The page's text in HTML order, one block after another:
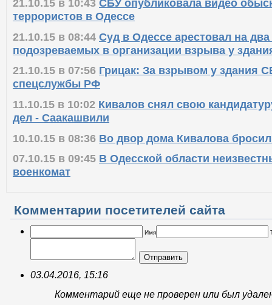
21.10.15 в 10:43 СБУ опубликовала видео
террористов в Одессе
21.10.15 в 08:44 Суд в Одессе арестовал на
подозреваемых в организации взрыва у
21.10.15 в 07:56 Грицак: За взрывом у здания
спецслужбы РФ
11.10.15 в 10:02 Кивалов снял свою
дел - Саакашвили
10.10.15 в 08:36 Во двор дома Кивалова
07.10.15 в 09:45 В Одесской области
военкомат
Комментарии посетителей сайта
Имя
Отправить
03.04.2016, 15:16
Комментарий еще не проверен или был